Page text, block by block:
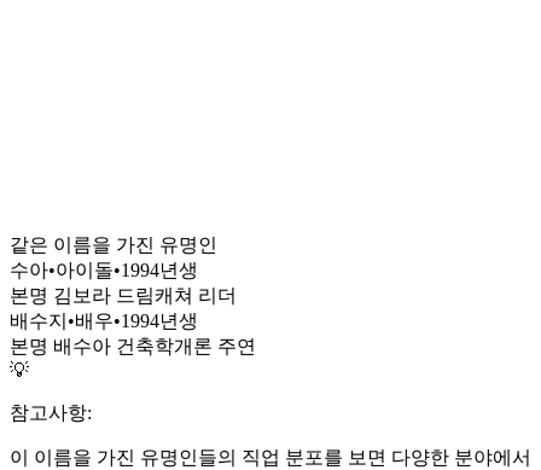
같은 이름을 가진 유명인
수아•아이돌•1994년생
본명 김보라 드림캐쳐 리더
배수지 •배우•1994년생
본명 배수아 건축학개론 주연
💡
참고사항:
이 이름을 가진 유명인들의 직업 분포를 보면 다양한 분야에서